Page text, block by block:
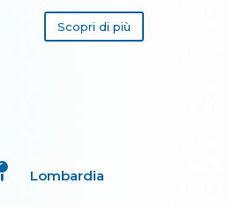
Scopri di più
Lombardia